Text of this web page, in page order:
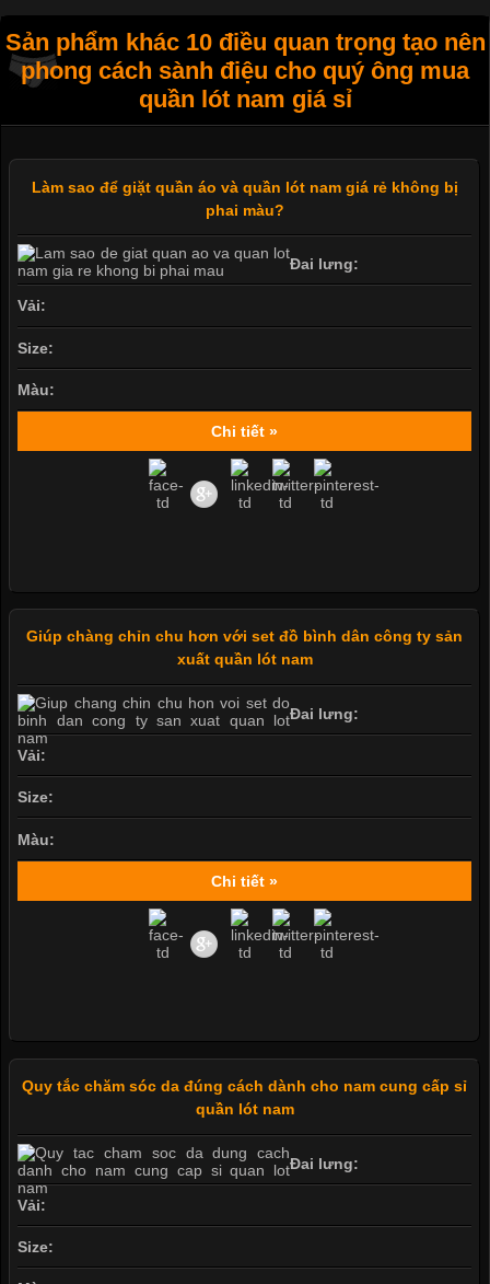
Sản phẩm khác 10 điều quan trọng tạo nên
phong cách sành điệu cho quý ông mua
quần lót nam giá sỉ
Làm sao để giặt quần áo và quần lót nam giá rẻ không bị
phai màu?
Đai lưng:
Vải:
Size:
Màu:
Chi tiết »
Giúp chàng chỉn chu hơn với set đồ bình dân công ty sản
xuất quần lót nam
Đai lưng:
Vải:
Size:
Màu:
Chi tiết »
Quy tắc chăm sóc da đúng cách dành cho nam cung cấp sỉ
quần lót nam
Đai lưng:
Vải:
Size: